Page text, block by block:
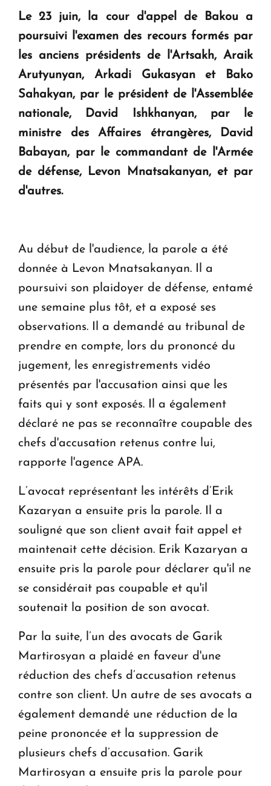
KASA : 30 ans d'audace, de résilience et d'avenir
en Arménie
Le premier hôtel Hyatt Regency d'Arménie
ouvrira ses portes à Dilijan
Le 23 juin, la cour d'appel de Bakou a
poursuivi l'examen des recours formés par
les anciens présidents de l'Artsakh, Araik
Arutyunyan, Arkadi Gukasyan et Bako
Sahakyan, par le président de l'Assemblée
nationale, David Ishkhanyan, par le
ministre des Affaires étrangères, David
Babayan, par le commandant de l'Armée
de défense, Levon Mnatsakanyan, et par
d'autres.
Au début de l'audience, la parole a été
donnée à Levon Mnatsakanyan. Il a
poursuivi son plaidoyer de défense, entamé
une semaine plus tôt, et a exposé ses
observations. Il a demandé au tribunal de
prendre en compte, lors du prononcé du
jugement, les enregistrements vidéo
présentés par l'accusation ainsi que les
faits qui y sont exposés. Il a également
déclaré ne pas se reconnaître coupable des
chefs d'accusation retenus contre lui,
rapporte l'agence APA.
L’avocat représentant les intérêts d’Erik
Kazaryan a ensuite pris la parole. Il a
souligné que son client avait fait appel et
maintenait cette décision. Erik Kazaryan a
ensuite pris la parole pour déclarer qu'il ne
se considérait pas coupable et qu'il
soutenait la position de son avocat.
Par la suite, l’un des avocats de Garik
Martirosyan a plaidé en faveur d'une
réduction des chefs d’accusation retenus
contre son client. Un autre de ses avocats a
également demandé une réduction de la
peine prononcée et la suppression de
plusieurs chefs d’accusation. Garik
Martirosyan a ensuite pris la parole pour